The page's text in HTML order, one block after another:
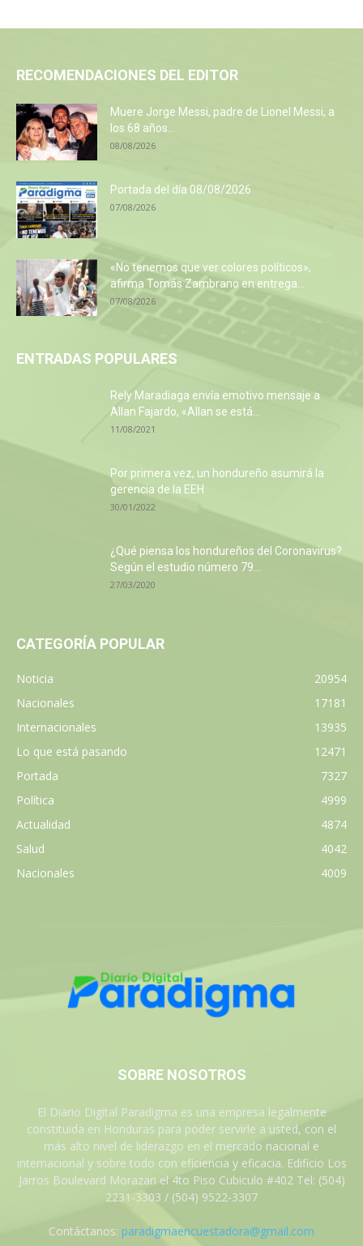
RECOMENDACIONES DEL EDITOR
Muere Jorge Messi, padre de Lionel Messi, a
los 68 años...
08/08/2026
Portada del día 08/08/2026
07/08/2026
«No tenemos que ver colores políticos»,
afirma Tomás Zambrano en entrega...
07/08/2026
ENTRADAS POPULARES
Rely Maradiaga envía emotivo mensaje a
Allan Fajardo, «Allan se está...
11/08/2021
Por primera vez, un hondureño asumirá la
gerencia de la EEH
30/01/2022
¿Qué piensa los hondureños del Coronavirus?
Según el estudio número 79...
27/03/2020
CATEGORÍA POPULAR
Noticia
20954
Nacionales
17181
Internacionales
13935
Lo que está pasando
12471
Portada
7327
Política
4999
Actualidad
4874
Salud
4042
Nacionales
4009
SOBRE NOSOTROS
El Diario Digital Paradigma es una empresa legalmente
constituida en Honduras para poder servirle a usted, con el
más alto nivel de liderazgo en el mercado nacional e
internacional y sobre todo con eficiencia y eficacia. Edificio Los
Jarros Boulevard Morazan el 4to Piso Cubiculo #402 Tel: (504)
2231-3303 / (504) 9522-3307
Contáctanos: paradigmaencuestadora@gmail.com